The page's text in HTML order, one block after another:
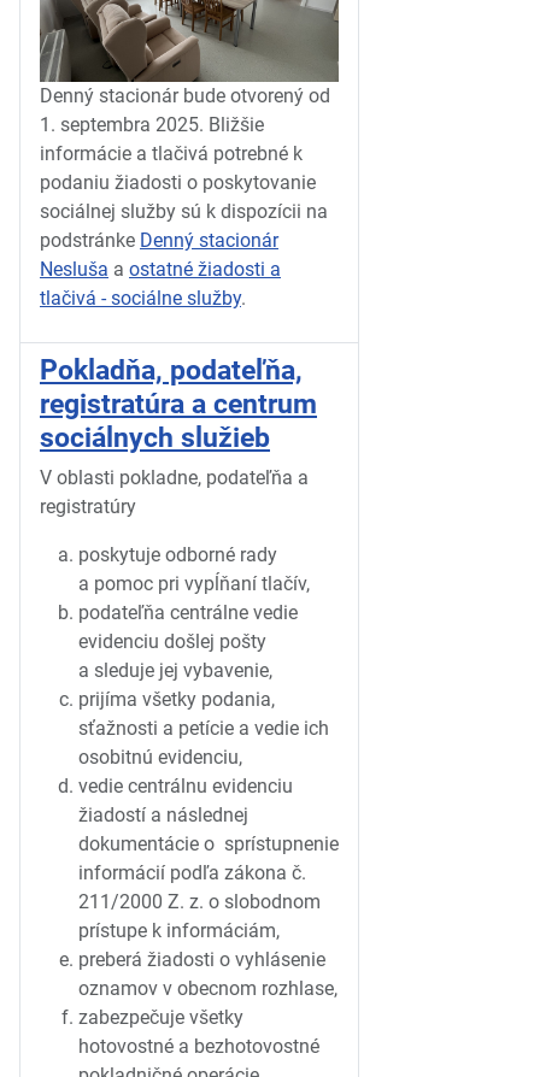
Denný stacionár bude otvorený od
1. septembra 2025. Bližšie
informácie a tlačivá potrebné k
podaniu žiadosti o poskytovanie
sociálnej služby sú k dispozícii na
podstránke Denný stacionár
Nesluša a ostatné žiadosti a
tlačivá - sociálne služby.
Pokladňa, podateľňa,
registratúra a centrum
sociálnych služieb
V oblasti pokladne, podateľňa a
registratúry
poskytuje odborné rady
a pomoc pri vypĺňaní tlačív,
podateľňa centrálne vedie
evidenciu došlej pošty
a sleduje jej vybavenie,
prijíma všetky podania,
sťažnosti a petície a vedie ich
osobitnú evidenciu,
vedie centrálnu evidenciu
žiadostí a následnej
dokumentácie o sprístupnenie
informácií podľa zákona č.
211/2000 Z. z. o slobodnom
prístupe k informáciám,
preberá žiadosti o vyhlásenie
oznamov v obecnom rozhlase,
zabezpečuje všetky
hotovostné a bezhotovostné